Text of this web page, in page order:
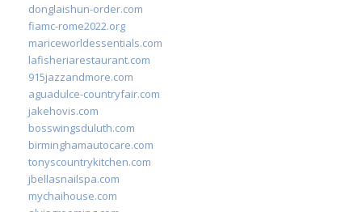
donglaishun-order.com
fiamc-rome2022.org
mariceworldessentials.com
lafisheriarestaurant.com
915jazzandmore.com
aguadulce-countryfair.com
jakehovis.com
bosswingsduluth.com
birminghamautocare.com
tonyscountrykitchen.com
jbellasnailspa.com
mychaihouse.com